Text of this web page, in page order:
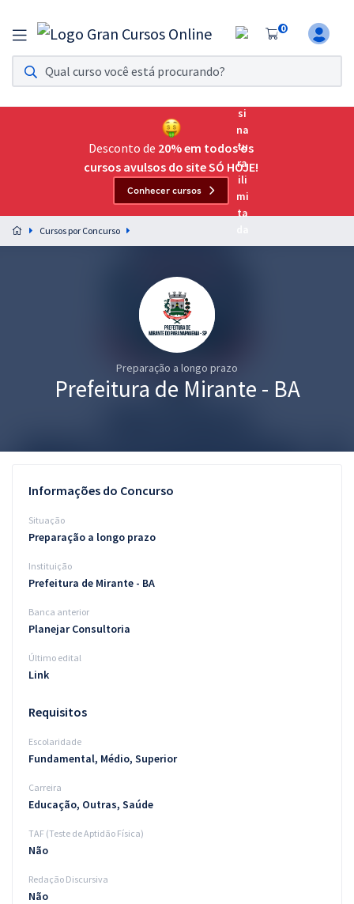
0
Assinatura Ilimitada 11
Acesso a todos os cursos. Teste grátis por 7 dias!
Assinatura OAB Até Passar
Acesso ilimitado a toda preparação para o Exame da
Preparação completa e intensiva para as principais
residências em saúde do Brasil
Graduação
Questões grátis
Blog
Aprovados
Atendimento
Desconto de 20% em todos os
cursos avulsos do site SÓ HOJE!
Conhecer cursos
Cursos por Concurso
Preparação a longo prazo
Prefeitura de Mirante - BA
Informações do Concurso
Situação
Preparação a longo prazo
Instituição
Prefeitura de Mirante - BA
Banca anterior
Planejar Consultoria
Último edital
Link
Requisitos
Escolaridade
Fundamental, Médio, Superior
Carreira
Educação, Outras, Saúde
TAF (Teste de Aptidão Física)
Não
Redação Discursiva
Não